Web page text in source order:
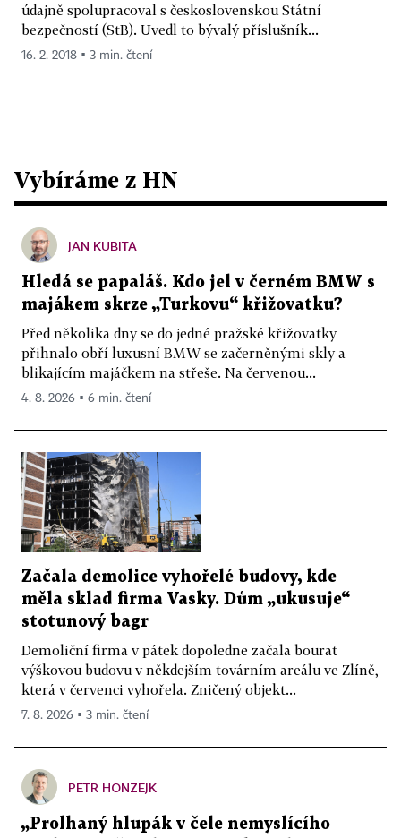
údajně spolupracoval s československou Státní
bezpečností (StB). Uvedl to bývalý příslušník...
16. 2. 2018 ▪ 3 min. čtení
Vybíráme z HN
JAN KUBITA
Hledá se papaláš. Kdo jel v černém BMW s
majákem skrze „Turkovu“ křižovatku?
Před několika dny se do jedné pražské křižovatky
přihnalo obří luxusní BMW se začerněnými skly a
blikajícím majáčkem na střeše. Na červenou...
4. 8. 2026 ▪ 6 min. čtení
Začala demolice vyhořelé budovy, kde
měla sklad firma Vasky. Dům „ukusuje“
stotunový bagr
Demoliční firma v pátek dopoledne začala bourat
výškovou budovu v někdejším továrním areálu ve Zlíně,
která v červenci vyhořela. Zničený objekt...
7. 8. 2026 ▪ 3 min. čtení
PETR HONZEJK
„Prolhaný hlupák v čele nemyslícího